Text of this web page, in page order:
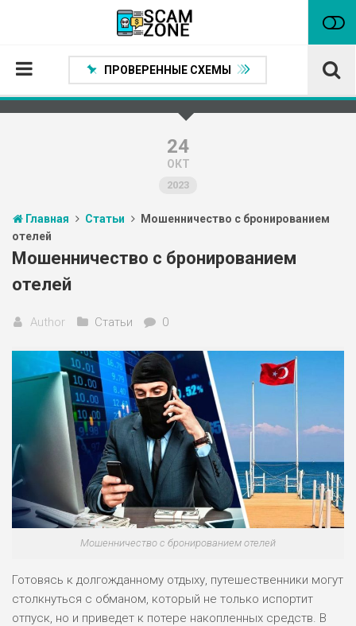
Проверенные способы заработка
Статьи
Партнеры
ПРОВЕРЕННЫЕ СХЕМЫ
24
ОКТ
2023
Главная Статьи
Мошенничество с бронированием
отелей
Мошенничество с бронированием
отелей
Author Статьи 0
Мошенничество с бронированием отелей
Готовясь к долгожданному отдыху, путешественники могут
столкнуться с обманом, который не только испортит
отпуск, но и приведет к потере накопленных средств. В